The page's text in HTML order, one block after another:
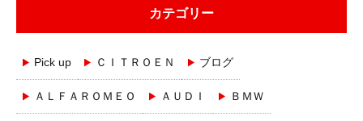
カテゴリー
Pick up ＣＩＴＲＯＥＮ ブログ
ＡＬＦＡＲＯＭＥＯ ＡＵＤＩ ＢＭＷ